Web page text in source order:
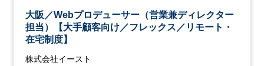
大阪／Webプロデューサー（営業兼ディレクター
担当）【大手顧客向け／フレックス／リモート・
在宅制度】
株式会社イースト